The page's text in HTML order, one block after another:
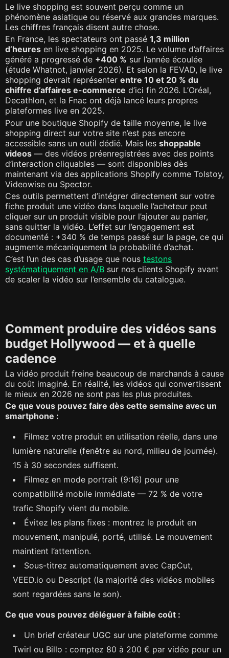
Le live shopping est souvent perçu comme un
phénomène asiatique ou réservé aux grandes marques.
Les chiffres français disent autre chose.
En France, les spectateurs ont passé 1,3 million
d’heures en live shopping en 2025. Le volume d’affaires
généré a progressé de +400 % sur l’année écoulée
(étude Whatnot, janvier 2026). Et selon la FEVAD, le live
shopping devrait représenter entre 10 et 20 % du
chiffre d’affaires e-commerce d’ici fin 2026. L’Oréal,
Decathlon, et la Fnac ont déjà lancé leurs propres
plateformes live en 2025.
Pour une boutique Shopify de taille moyenne, le live
shopping direct sur votre site n’est pas encore
accessible sans un outil dédié. Mais les shoppable
videos — des vidéos préenregistrées avec des points
d’interaction cliquables — sont disponibles dès
maintenant via des applications Shopify comme Tolstoy,
Videowise ou Spector.
Ces outils permettent d’intégrer directement sur votre
fiche produit une vidéo dans laquelle l’acheteur peut
cliquer sur un produit visible pour l’ajouter au panier,
sans quitter la vidéo. L’effet sur l’engagement est
documenté : +340 % de temps passé sur la page, ce qui
augmente mécaniquement la probabilité d’achat.
C’est l’un des cas d’usage que nous testons
systématiquement en A/B sur nos clients Shopify avant
de scaler la vidéo sur l’ensemble du catalogue.
Comment produire des vidéos sans
budget Hollywood — et à quelle
cadence
La vidéo produit freine beaucoup de marchands à cause
du coût imaginé. En réalité, les vidéos qui convertissent
le mieux en 2026 ne sont pas les plus produites.
Ce que vous pouvez faire dès cette semaine avec un
smartphone :
Filmez votre produit en utilisation réelle, dans une
lumière naturelle (fenêtre au nord, milieu de journée).
15 à 30 secondes suffisent.
Filmez en mode portrait (9:16) pour une
compatibilité mobile immédiate — 72 % de votre
trafic Shopify vient du mobile.
Évitez les plans fixes : montrez le produit en
mouvement, manipulé, porté, utilisé. Le mouvement
maintient l’attention.
Sous-titrez automatiquement avec CapCut,
VEED.io ou Descript (la majorité des vidéos mobiles
sont regardées sans le son).
Ce que vous pouvez déléguer à faible coût :
Un brief créateur UGC sur une plateforme comme
Twirl ou Billo : comptez 80 à 200 € par vidéo pour un